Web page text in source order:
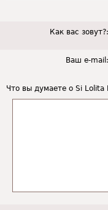
Как вас зовут?:
Ваш e-mail:
Что вы думаете о Si Lolita